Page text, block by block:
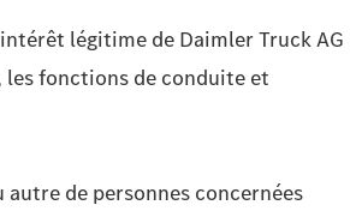
légitime de Daimler Truck AG
les fonctions de conduite et
de personnes concernées